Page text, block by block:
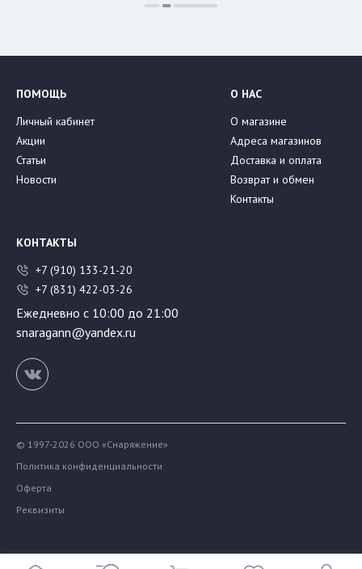
ПОМОЩЬ
Личный кабинет
Акции
Статьи
Новости
О НАС
О магазине
Адреса магазинов
Доставка и оплата
Возврат и обмен
Контакты
КОНТАКТЫ
+7 (910) 133-21-20
+7 (831) 422-03-26
Ежедневно с 10:00 до 21:00
snaragann@yandex.ru
© 1997-2026 ООО «Снаряжение»
Политика конфиденциальности
Оферта
Реквизиты